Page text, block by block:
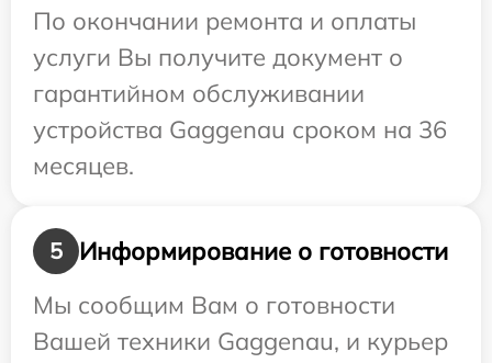
По окончании ремонта и оплаты
услуги Вы получите документ о
гарантийном обслуживании
устройства Gaggenau сроком на 36
месяцев.
5
Информирование о готовности
Мы сообщим Вам о готовности
Вашей техники Gaggenau, и курьер